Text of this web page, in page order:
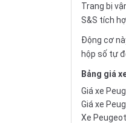
Trang bị
S&S tích
Động cơ
hộp số tự
Bảng giá
Giá xe
Giá xe
Xe